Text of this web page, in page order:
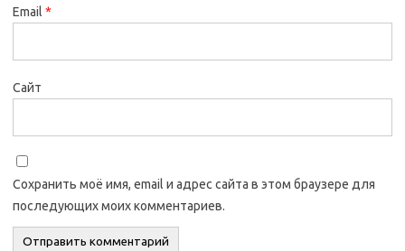
Email *
Сайт
Сохранить моё имя, email и адрес сайта в этом браузере для
последующих моих комментариев.